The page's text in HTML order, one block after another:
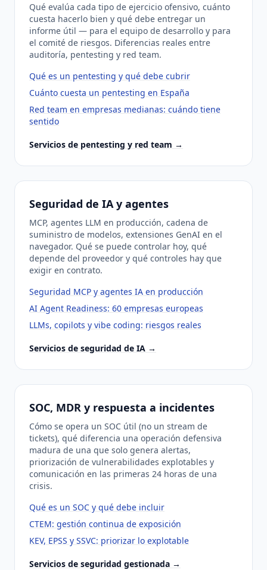
Qué evalúa cada tipo de ejercicio ofensivo, cuánto
cuesta hacerlo bien y qué debe entregar un
informe útil — para el equipo de desarrollo y para
el comité de riesgos. Diferencias reales entre
auditoría, pentesting y red team.
Qué es un pentesting y qué debe cubrir
Cuánto cuesta un pentesting en España
Red team en empresas medianas: cuándo tiene
sentido
Servicios de pentesting y red team →
Seguridad de IA y agentes
MCP, agentes LLM en producción, cadena de
suministro de modelos, extensiones GenAI en el
navegador. Qué se puede controlar hoy, qué
depende del proveedor y qué controles hay que
exigir en contrato.
Seguridad MCP y agentes IA en producción
AI Agent Readiness: 60 empresas europeas
LLMs, copilots y vibe coding: riesgos reales
Servicios de seguridad de IA →
SOC, MDR y respuesta a incidentes
Cómo se opera un SOC útil (no un stream de
tickets), qué diferencia una operación defensiva
madura de una que solo genera alertas,
priorización de vulnerabilidades explotables y
comunicación en las primeras 24 horas de una
crisis.
Qué es un SOC y qué debe incluir
CTEM: gestión continua de exposición
KEV, EPSS y SSVC: priorizar lo explotable
Servicios de seguridad gestionada →